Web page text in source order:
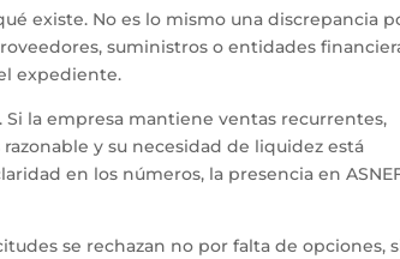
existe. No es lo mismo una discrepancia
suministros o entidades
expediente.
la empresa mantiene ventas recurrentes,
y su necesidad de liquidez está
en los números, la presencia en
se rechazan no por falta de opciones,